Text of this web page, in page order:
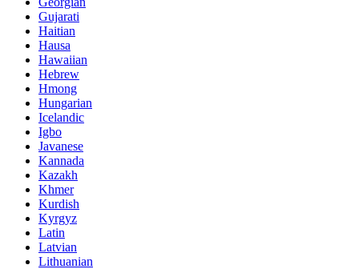
Gujarati
Haitian
Hausa
Hawaiian
Hebrew
Hmong
Hungarian
Icelandic
Igbo
Javanese
Kannada
Kazakh
Khmer
Kurdish
Kyrgyz
Latin
Latvian
Lithuanian